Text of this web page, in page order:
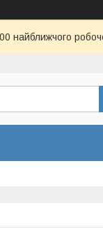
найближчого